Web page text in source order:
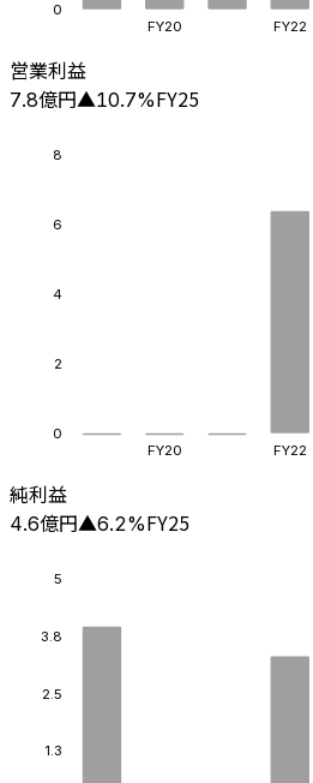
0
FY20
FY22
営業利益
7.8億円▲10.7%FY25
0
2
4
6
8
FY20 FY22
純利益
4.6億円▲6.2%FY25
1.3
2.5
3.8
5